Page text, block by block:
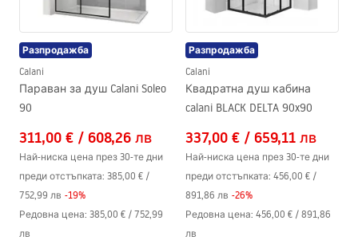
Разпродажба
Calani
Параван за душ Calani Soleo
90
311,00 € / 608,26 лв
Най-ниска цена през 30-те дни
преди отстъпката: 385,00 € /
752,99 лв -19%
Редовна цена: 385,00 € / 752,99
лв
Разпродажба
Calani
Квадратна душ кабина
calani BLACK DELTA 90x90
337,00 € / 659,11 лв
Най-ниска цена през 30-те дни
преди отстъпката: 456,00 € /
891,86 лв -26%
Редовна цена: 456,00 € / 891,86
лв